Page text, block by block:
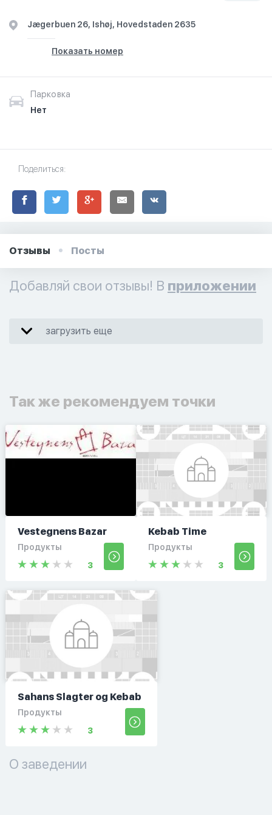
Jægerbuen 26, Ishøj, Hovedstaden 2635
Показать номер
Парковка
Нет
Поделиться:
Отзывы Посты
Добавляй свои отзывы! В приложении
загрузить еще
Так же рекомендуем точки
Vestegnens Bazar
Продукты
3
Kebab Time
Продукты
3
Sahans Slagter og Kebab
Продукты
3
О заведении